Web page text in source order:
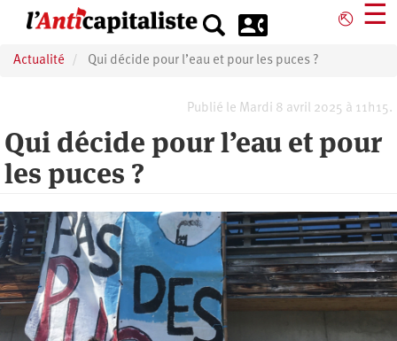
principal
⎋ ☰
Actualité Qui décide pour l’eau et pour les puces ?
Publié le Mardi 8 avril 2025 à 11h15.
Qui décide pour l’eau et pour
les puces ?